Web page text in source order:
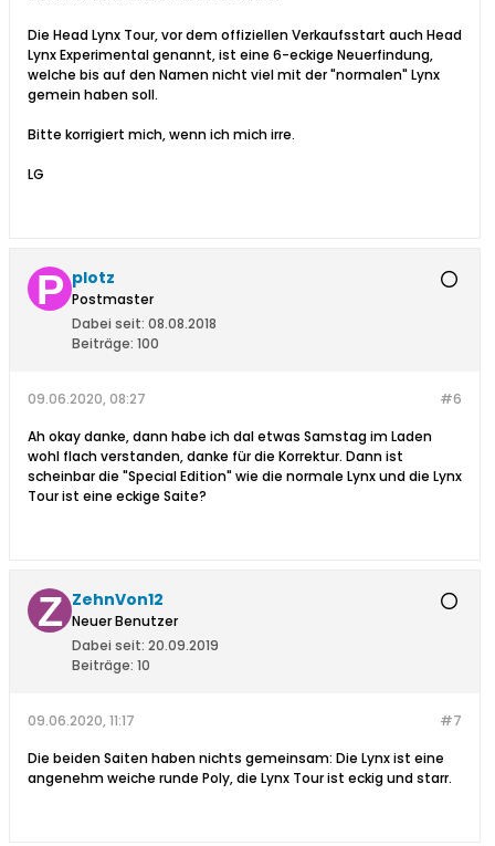
Die Head Lynx Tour, vor dem offiziellen Verkaufsstart auch Head
Lynx Experimental genannt, ist eine 6-eckige Neuerfindung,
welche bis auf den Namen nicht viel mit der "normalen" Lynx
gemein haben soll.
Bitte korrigiert mich, wenn ich mich irre.
LG
plotz
Postmaster
Dabei seit: 08.08.2018
Beiträge: 100
#6
09.06.2020, 08:27
Ah okay danke, dann habe ich dal etwas Samstag im Laden
wohl flach verstanden, danke für die Korrektur. Dann ist
scheinbar die "Special Edition" wie die normale Lynx und die Lynx
Tour ist eine eckige Saite?
ZehnVon12
Neuer Benutzer
Dabei seit: 20.09.2019
Beiträge: 10
#7
09.06.2020, 11:17
Die beiden Saiten haben nichts gemeinsam: Die Lynx ist eine
angenehm weiche runde Poly, die Lynx Tour ist eckig und starr.